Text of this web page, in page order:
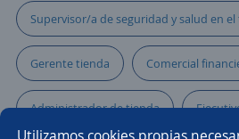
Supervisor/a de seguridad y salud en
Gerente tienda Comercial
Administrador de tienda